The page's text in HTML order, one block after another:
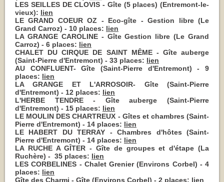
LES SEILLES DE CLOVIS - Gîte (5 places) (Entremont-le-
vieux): lien
LE GRAND COEUR OZ - Eco-gîte - Gestion libre (Le
Grand Carroz) - 10 places: lien
LA GRANGE CAROLINE - Gîte Gestion libre (Le Grand
Carroz) - 6 places: lien
CHALET DU CIRQUE DE SAINT MÊME - Gîte auberge
(Saint-Pierre d'Entremont) - 33 places: lien
AU CONFLUENT- Gîte (Saint-Pierre d'Entremont) - 9
places: lien
LA GRANGE ET L'ARROSOIR- Gîte (Saint-Pierre
d'Entremont) - 12 places: lien
L'HERBE TENDRE - Gîte auberge (Saint-Pierre
d'Entremont) - 15 places: lien
LE MOULIN DES CHARTREUX - Gîtes et chambres (Saint-
Pierre d'Entremont) - 14 places: lien
LE HABERT DU TERRAY - Chambres d'hôtes (Saint-
Pierre d'Entremont) - 14 places: lien
LA RUCHE A GÎTER - Gîte de groupes et d'étape (La
Ruchère) - 35 places: lien
LES CORBELINES - Chalet Grenier (Environs Corbel) - 4
places: lien
Gîte des Charmi - Gîte (Environs Corbel) - 2 places: lien